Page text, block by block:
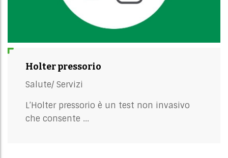
Holter pressorio
Salute/ Servizi
L’Holter pressorio è un test non invasivo
che consente ...